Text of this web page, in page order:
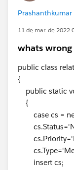
11 de mar. de 2022
whats
public class
{
public static
{
case cs =
insert cs;